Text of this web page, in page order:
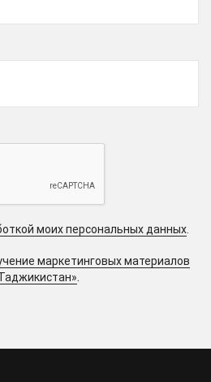
моих персональных данных
маркетинговых материалов
.